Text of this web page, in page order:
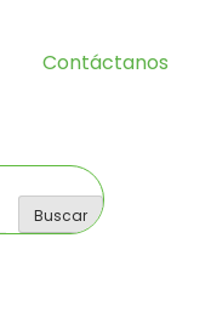
Contáctanos
Buscar